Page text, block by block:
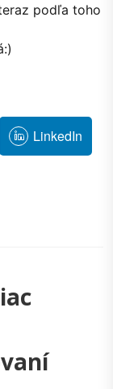
podľa toho
LinkedIn